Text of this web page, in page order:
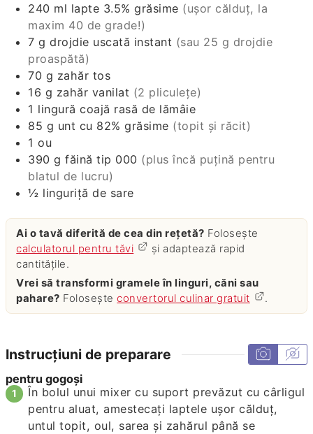
240 ml lapte 3.5% grăsime (ușor călduț, la
maxim 40 de grade!)
7 g drojdie uscată instant (sau 25 g drojdie
proaspătă)
70 g zahăr tos
16 g zahăr vanilat (2 pliculețe)
1 lingură coajă rasă de lămâie
85 g unt cu 82% grăsime (topit și răcit)
1 ou
390 g făină tip 000 (plus încă puțină pentru
blatul de lucru)
½ linguriță de sare
Ai o tavă diferită de cea din rețetă? Folosește
calculatorul pentru tăvi
și adaptează rapid
cantitățile.
Vrei să transformi gramele în linguri, căni sau
pahare? Foloseșteconvertorul culinar gratuit .
Instrucțiuni de preparare
pentru gogoși
În bolul unui mixer cu suport prevăzut cu cârligul
pentru aluat, amestecați laptele ușor călduț,
untul topit, oul, sarea și zahărul până se